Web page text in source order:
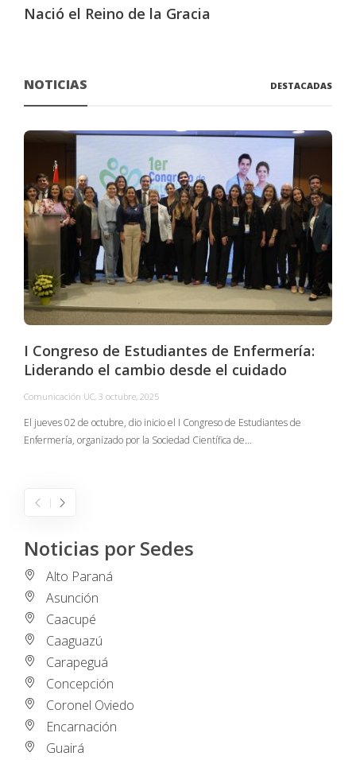
Nació el Reino de la Gracia
NOTICIAS DESTACADAS
I Congreso de Estudiantes de Enfermería:
Liderando el cambio desde el cuidado
Comunicación UC, 3 octubre, 2025
El jueves 02 de octubre, dio inicio el I Congreso de Estudiantes de
Enfermería, organizado por la Sociedad Científica de…
Noticias por Sedes
Alto Paraná
Asunción
Caacupé
Caaguazú
Carapeguá
Concepción
Coronel Oviedo
Encarnación
Guairá